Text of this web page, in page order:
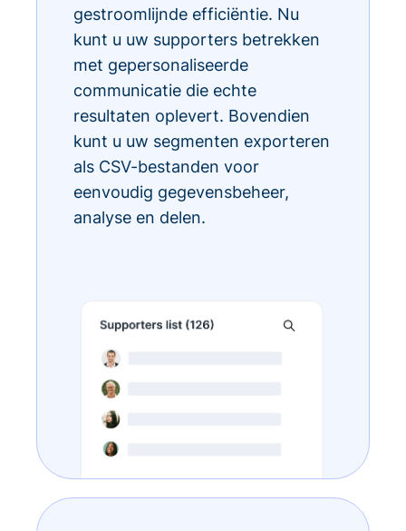
gestroomlijnde efficiëntie. Nu
kunt u uw supporters betrekken
met gepersonaliseerde
communicatie die echte
resultaten oplevert. Bovendien
kunt u uw segmenten exporteren
als CSV-bestanden voor
eenvoudig gegevensbeheer,
analyse en delen.